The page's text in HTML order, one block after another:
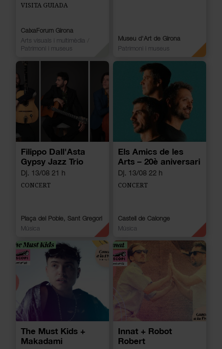
VISITA GUIADA
CaixaForum Girona
Arts visuals i multimèdia
Patrimoni i museus
Museu d'Art de Girona
Patrimoni i museus
Filippo Dall'Asta
Gypsy Jazz Trio
Dj. 13/08 21 h
CONCERT
Plaça del Poble, Sant Gregori
Música
Els Amics de les
Arts – 20è aniversari
Dj. 13/08 22 h
CONCERT
Castell de Calonge
Música
The Must Kids +
Makadami
Innat + Robot
Robert